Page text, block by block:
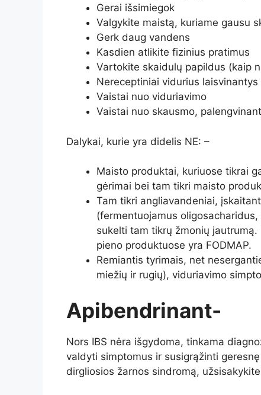
Gerai išsimiegok
Valgykite maistą, kuriame gausu
Gerk daug vandens
Kasdien atlikite fizinius pratimus
Vartokite skaidulų papildus (kaip
Nereceptiniai vidurius laisvinantys
Vaistai nuo viduriavimo
Vaistai nuo skausmo,
Dalykai, kurie yra didelis NE: –
Maisto produktai, kuriuose tikrai
gėrimai bei tam tikri maisto
Tam tikri angliavandeniai,
(fermentuojamus
sukelti tam tikrų žmonių
pieno produktuose yra FODMAP.
Remiantis tyrimais, net
miežių ir rugių), viduriavimo
Apibendrinant-
Nors IBS nėra išgydoma, tinkama
valdyti simptomus ir susigrąžinti
dirgliosios žarnos sindromą,